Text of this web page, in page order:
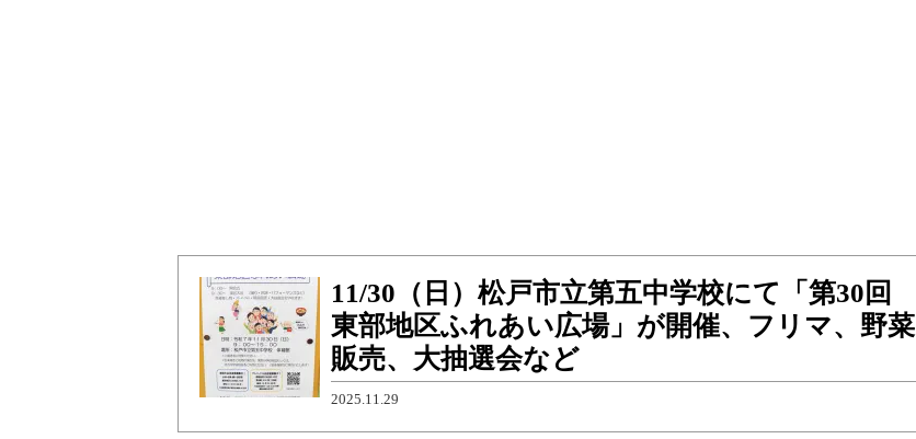
11/30（日）松戸市立第五中学校にて「第30回
東部地区ふれあい広場」が開催、フリマ、野菜
販売、大抽選会など
2025.11.29